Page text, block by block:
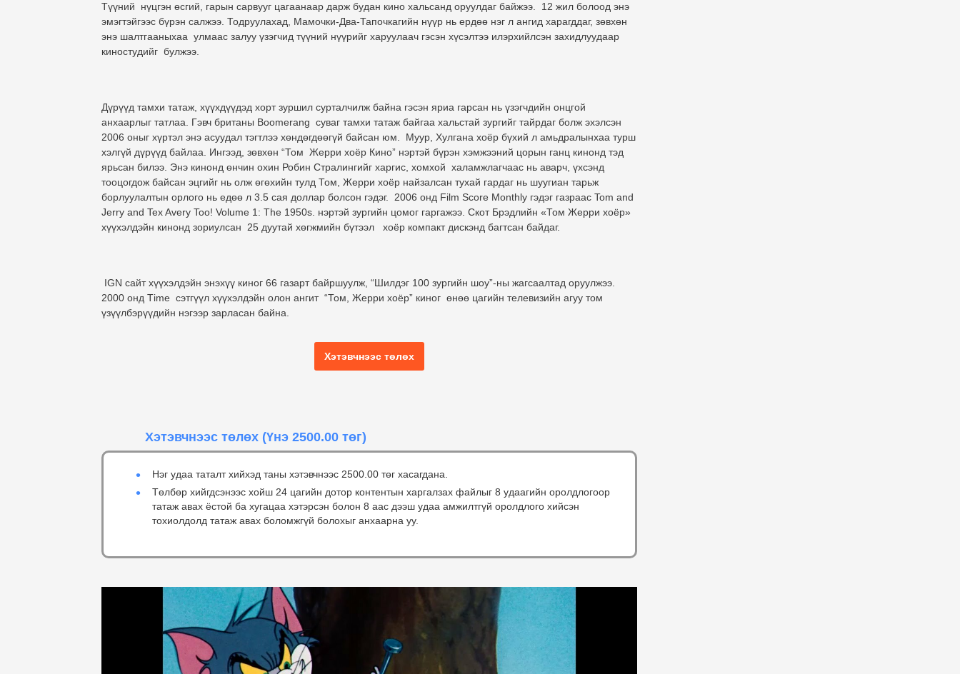
Түүний нүцгэн өсгий, гарын сарвууг цагаанаар дарж будан кино хальсанд оруулдаг байжээ. 12 жил болоод энэ
эмэгтэйгээс бүрэн салжээ. Тодруулахад, Мамочки-Два-Тапочкагийн нүүр нь ердөө нэг л ангид харагддаг, зөвхөн
энэ шалтгааныхаа улмаас залуу үзэгчид түүний нүүрийг харуулаач гэсэн хүсэлтээ илэрхийлсэн захидлуудаар
киностудийг булжээ.
Дүрүүд тамхи татаж, хүүхдүүдэд хорт зуршил сурталчилж байна гэсэн яриа гарсан нь үзэгчдийн онцгой
анхаарлыг татлаа. Гэвч британы Boomerang суваг тамхи татаж байгаа хальстай зургийг тайрдаг болж эхэлсэн
2006 оныг хүртэл энэ асуудал тэгтлээ хөндөгдөөгүй байсан юм. Муур, Хулгана хоёр бүхий л амьдралынхаа турш
хэлгүй дүрүүд байлаа. Ингээд, зөвхөн “Том Жерри хоёр Кино” нэртэй бүрэн хэмжээний цорын ганц кинонд тэд
ярьсан билээ. Энэ кинонд өнчин охин Робин Стралингийг харгис, хомхой халамжлагчаас нь аварч, үхсэнд
тооцогдож байсан эцгийг нь олж өгөхийн тулд Том, Жерри хоёр найзалсан тухай гардаг нь шуугиан тарьж
борлуулалтын орлого нь едөө л 3.5 сая доллар болсон гэдэг. 2006 онд Film Score Monthly гэдэг газраас Tom and
Jerry and Tex Avery Too! Volume 1: The 1950s. нэртэй зургийн цомог гаргажээ. Скот Брэдлийн «Том Жерри хоёр»
хүүхэлдэйн кинонд зориулсан 25 дуутай хөгжмийн бүтээл хоёр компакт дискэнд багтсан байдаг.
IGN сайт хүүхэлдэйн энэхүү киног 66 газарт байршуулж, “Шилдэг 100 зургийн шоу”-ны жагсаалтад оруулжээ.
2000 онд Тime сэтгүүл хүүхэлдэйн олон ангит “Том, Жерри хоёр” киног өнөө цагийн телевизийн агуу том
үзүүлбэрүүдийн нэгээр зарласан байна.
Хэтэвчнээс төлөх
Хэтэвчнээс төлөх (Үнэ 2500.00 төг)
Нэг удаа таталт хийхэд таны хэтэвчнээс 2500.00 төг хасагдана.
Төлбөр хийгдсэнээс хойш 24 цагийн дотор контентын харгалзах файлыг 8 удаагийн оролдлогоор
татаж авах ёстой ба хугацаа хэтэрсэн болон 8 аас дээш удаа амжилтгүй оролдлого хийсэн
тохиолдолд татаж авах боломжгүй болохыг анхаарна уу.